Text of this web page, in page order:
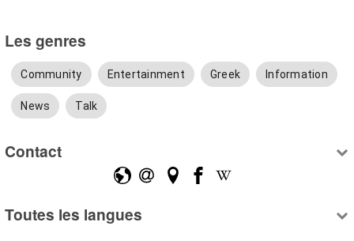
Les genres
Community Entertainment Greek Information
News Talk
Contact
Toutes les langues